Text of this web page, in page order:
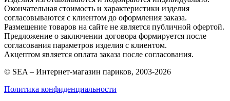
Окончательная стоимость и характеристики изделия
согласовываются с клиентом до оформления заказа.
Размещение товаров на сайте не является публичной офертой.
Предложение о заключении договора формируется после
согласования параметров изделия с клиентом.
Акцептом является оплата заказа после согласования.
© SEA – Интернет-магазин париков, 2003-2026
Политика конфиденциальности